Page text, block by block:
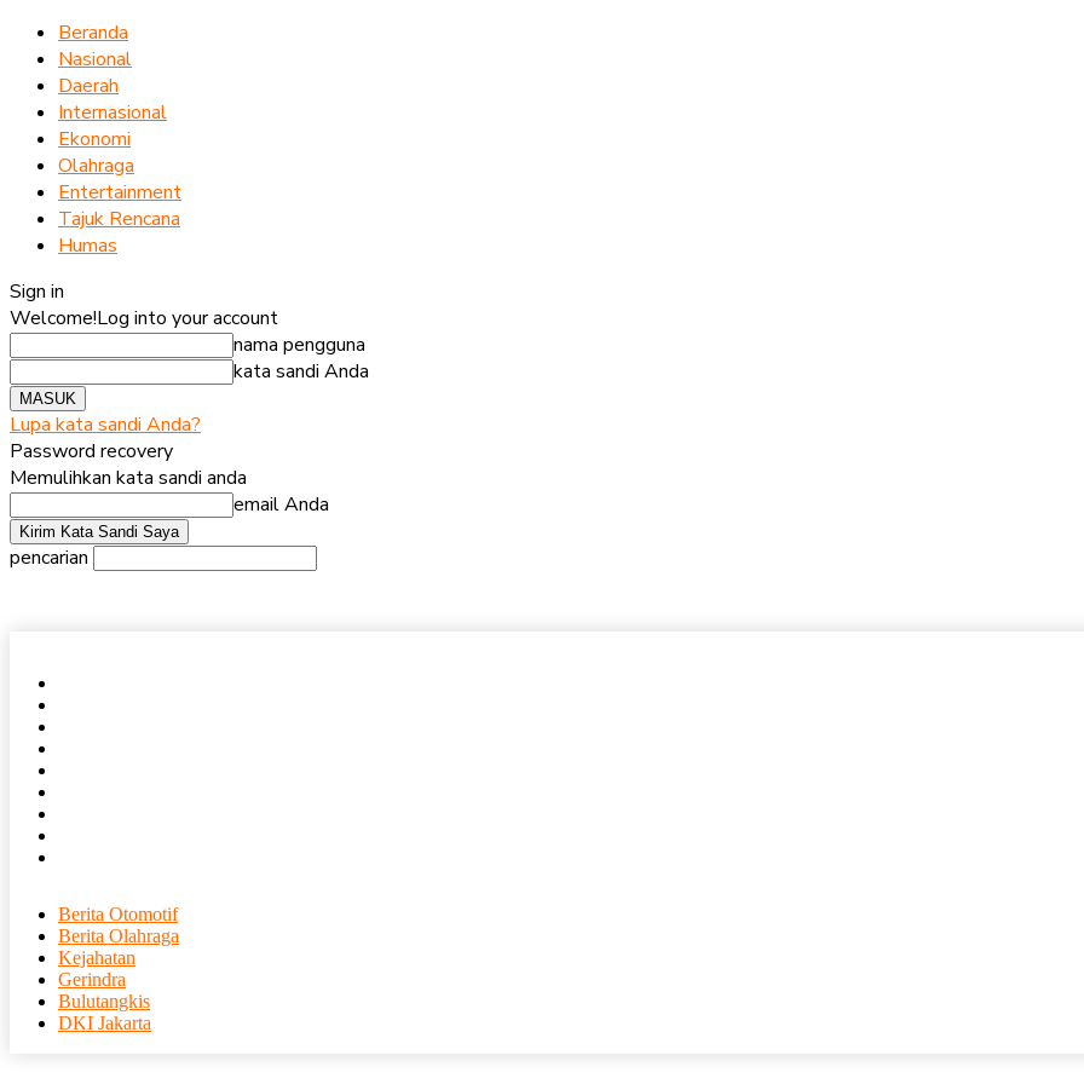
Beranda
Nasional
Daerah
Internasional
Ekonomi
Olahraga
Entertainment
Tajuk Rencana
Humas
Sign in
Welcome!Log into your account
nama pengguna
kata sandi Anda
Lupa kata sandi Anda?
Password recovery
Memulihkan kata sandi anda
email Anda
pencarian
Berita Otomotif
Berita Olahraga
Kejahatan
Gerindra
Bulutangkis
DKI Jakarta